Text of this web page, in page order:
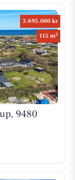
3.695.000 kr
115 m2
9480